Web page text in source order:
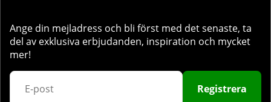
Ange din mejladress och bli först med det senaste, ta
del av exklusiva erbjudanden, inspiration och mycket
mer!
Registrera